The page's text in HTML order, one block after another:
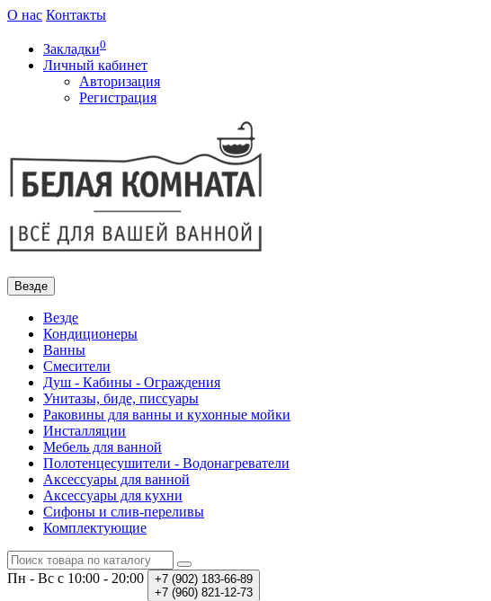
О нас Контакты
Закладки0
Личный кабинет
Авторизация
Регистрация
Везде
Везде
Кондиционеры
Ванны
Смесители
Душ - Кабины - Ограждения
Унитазы, биде, писсуары
Раковины для ванны и кухонные мойки
Инсталляции
Мебель для ванной
Полотенцесушители - Водонагреватели
Аксессуары для ванной
Аксессуары для кухни
Сифоны и слив-переливы
Комплектующие
Пн - Вс с 10:00 - 20:00 +7 (902) 183-66-89
+7 (960) 821-12-73